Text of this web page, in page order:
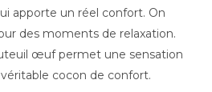
apporte un réel confort. On
des moments de relaxation.
œuf permet une sensation
cocon de confort.